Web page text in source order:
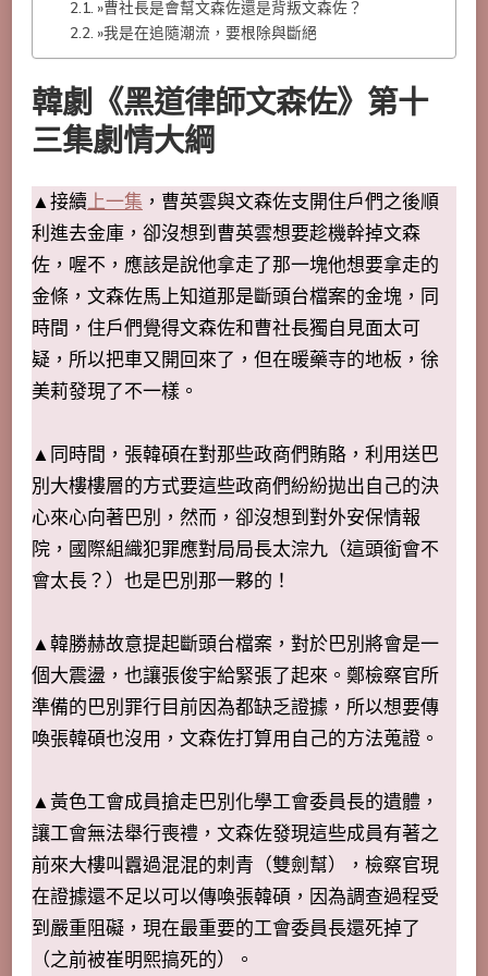
»曹社長是會幫文森佐還是背叛文森佐？
»我是在追隨潮流，要根除與斷絕
韓劇《黑道律師文森佐》第十
三集劇情大綱
▲接續上一集 ，曹英雲與文森佐支開住戶們之後順
利進去金庫，卻沒想到曹英雲想要趁機幹掉文森
佐，喔不，應該是說他拿走了那一塊他想要拿走的
金條，文森佐馬上知道那是斷頭台檔案的金塊，同
時間，住戶們覺得文森佐和曹社長獨自見面太可
疑，所以把車又開回來了，但在暖藥寺的地板，徐
美莉發現了不一樣。
▲同時間，張韓碩在對那些政商們賄賂，利用送巴
別大樓樓層的方式要這些政商們紛紛拋出自己的決
心來心向著巴別，然而，卻沒想到對外安保情報
院，國際組織犯罪應對局局長太淙九（這頭銜會不
會太長？）也是巴別那一夥的！
▲韓勝赫故意提起斷頭台檔案，對於巴別將會是一
個大震盪，也讓張俊宇給緊張了起來。鄭檢察官所
準備的巴別罪行目前因為都缺乏證據，所以想要傳
喚張韓碩也沒用，文森佐打算用自己的方法蒐證。
▲黃色工會成員搶走巴別化學工會委員長的遺體，
讓工會無法舉行喪禮，文森佐發現這些成員有著之
前來大樓叫囂過混混的刺青（雙劍幫），檢察官現
在證據還不足以可以傳喚張韓碩，因為調查過程受
到嚴重阻礙，現在最重要的工會委員長還死掉了
（之前被崔明熙搞死的）。